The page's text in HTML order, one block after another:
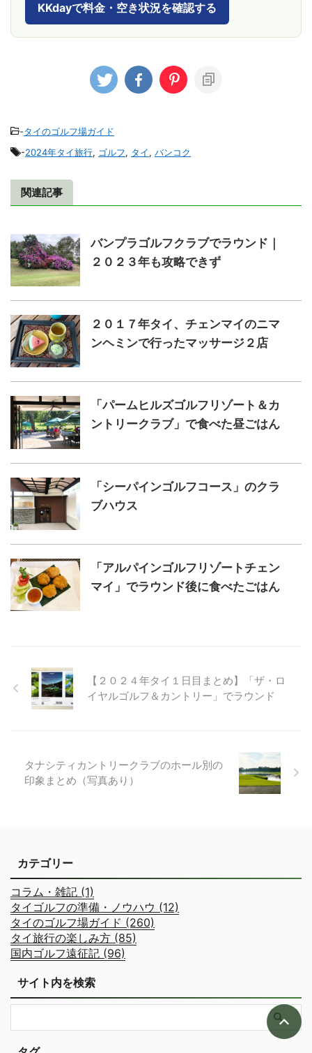
KKdayで料金・空き状況を確認する
-タイのゴルフ場ガイド
-2024年タイ旅行, ゴルフ, タイ, バンコク
関連記事
バンプラゴルフクラブでラウンド｜
２０２３年も攻略できず
２０１７年タイ、チェンマイのニマ
ンヘミンで行ったマッサージ２店
「パームヒルズゴルフリゾート＆カ
ントリークラブ」で食べた昼ごはん
「シーパインゴルフコース」のクラ
ブハウス
「アルパインゴルフリゾートチェン
マイ」でラウンド後に食べたごはん
【２０２４年タイ１日目まとめ】「ザ・ロ
イヤルゴルフ＆カントリー」でラウンド
タナシティカントリークラブのホール別の
印象まとめ（写真あり）
カテゴリー
コラム・雑記 (1)
タイゴルフの準備・ノウハウ (12)
タイのゴルフ場ガイド (260)
タイ旅行の楽しみ方 (85)
国内ゴルフ遠征記 (96)
サイト内を検索